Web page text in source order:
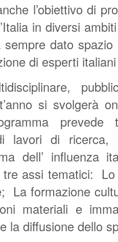
l’obiettivo di
in diversi
dato
di esperti
si svolgerà
lavori di
dell’ influenza
assi tematici:
La formazione
materiali e
la diffusione dello